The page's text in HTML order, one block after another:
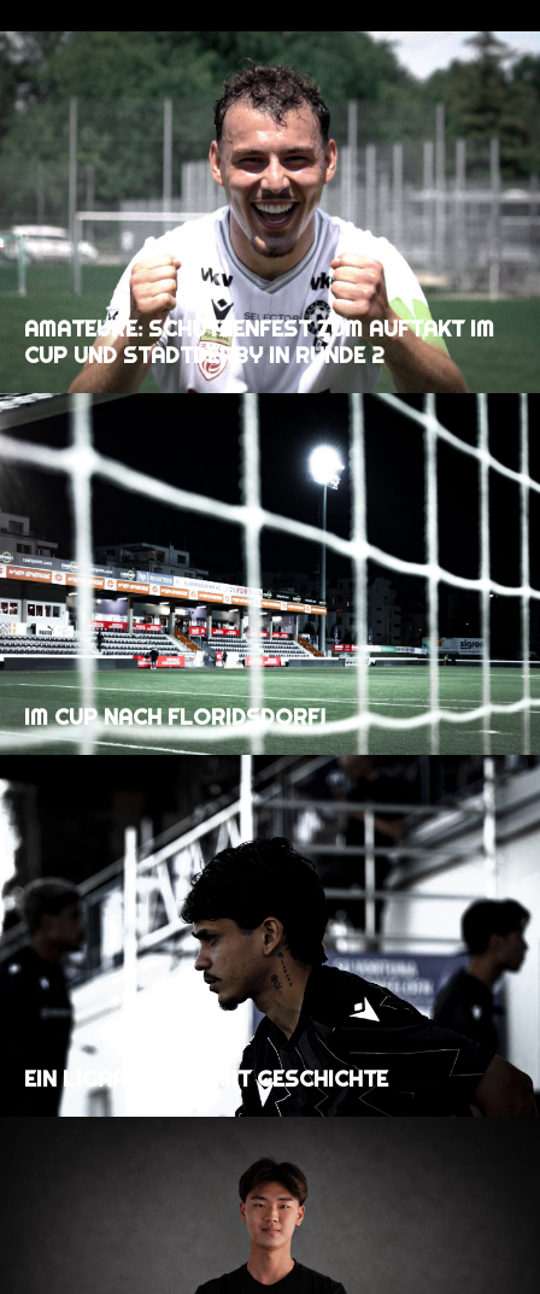
AMATEURE: SCHÜTZENFEST ZUM AUFTAKT IM
CUP UND STADTDERBY IN RUNDE 2
IM CUP NACH FLORIDSDORF!
EIN LIGAAUFTAKT MIT GESCHICHTE